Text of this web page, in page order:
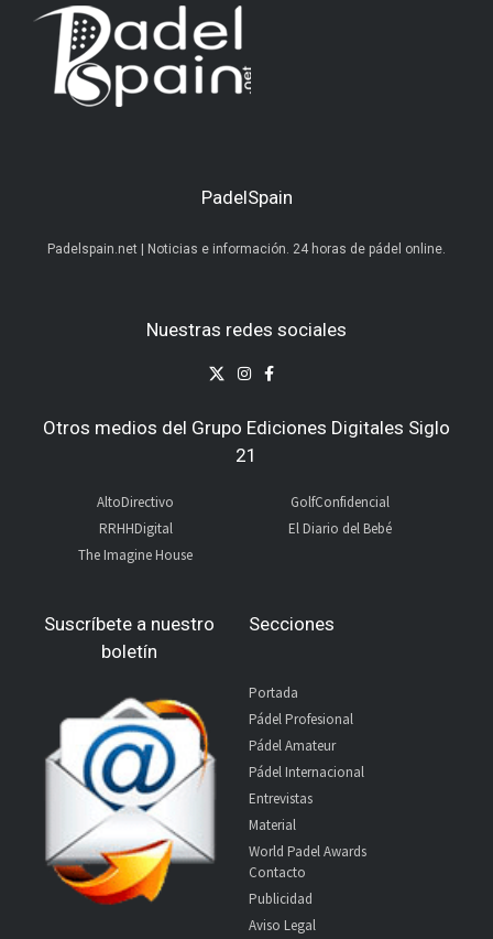
PadelSpain
Padelspain.net | Noticias e información. 24 horas de pádel online.
Nuestras redes sociales
Otros medios del Grupo Ediciones Digitales Siglo
21
AltoDirectivo
RRHHDigital
The Imagine House
GolfConfidencial
El Diario del Bebé
Suscríbete a nuestro
boletín
Secciones
Portada
Pádel Profesional
Pádel Amateur
Pádel Internacional
Entrevistas
Material
World Padel Awards
Contacto
Publicidad
Aviso Legal